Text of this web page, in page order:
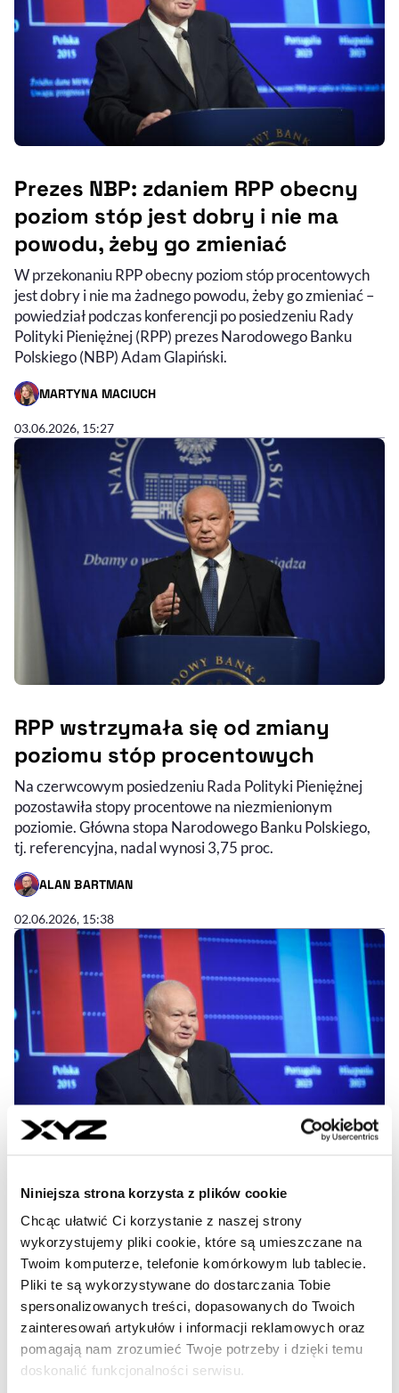
Niniejsza strona korzysta z plików cookie
Chcąc ułatwić Ci korzystanie z naszej strony
wykorzystujemy pliki cookie, które są umieszczane na
Twoim komputerze, telefonie komórkowym lub tablecie.
Pliki te są wykorzystywane do dostarczania Tobie
spersonalizowanych treści, dopasowanych do Twoich
zainteresowań artykułów i informacji reklamowych oraz
pomagają nam zrozumieć Twoje potrzeby i dzięki temu
doskonalić funkcjonalności serwisu.
Prezes NBP: zdaniem RPP obecny
poziom stóp jest dobry i nie ma
powodu, żeby go zmieniać
W przekonaniu RPP obecny poziom stóp procentowych
jest dobry i nie ma żadnego powodu, żeby go zmieniać –
powiedział podczas konferencji po posiedzeniu Rady
Polityki Pieniężnej (RPP) prezes Narodowego Banku
Polskiego (NBP) Adam Glapiński.
MARTYNA MACIUCH
- AUTOR ARTYKUŁU - PROFIL
03.06.2026, 15:27
RPP wstrzymała się od zmiany
poziomu stóp procentowych
Na czerwcowym posiedzeniu Rada Polityki Pieniężnej
pozostawiła stopy procentowe na niezmienionym
poziomie. Główna stopa Narodowego Banku Polskiego,
tj. referencyjna, nadal wynosi 3,75 proc.
ALAN BARTMAN
- AUTOR ARTYKUŁU - PROFIL
02.06.2026, 15:38
Stopy procentowe w maju 2026 r.
bez zmian. RPP podjęła decyzję
Rada Polityki Pieniężnej na majowym posiedzeniu
zdecydowała się utrzymać stopy procentowe w Polsce na
niezmienionym poziomie. Stopa referencyjna nadal
będzie wynosić 3,75 proc.
NEWSROOM XYZ
- AUTOR ARTYKUŁU - PROFIL